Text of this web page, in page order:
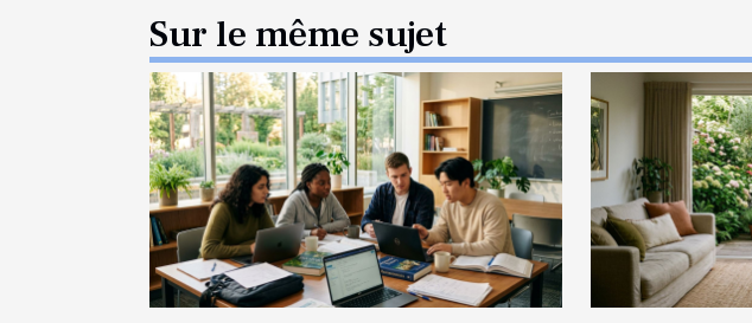
Sur le même sujet